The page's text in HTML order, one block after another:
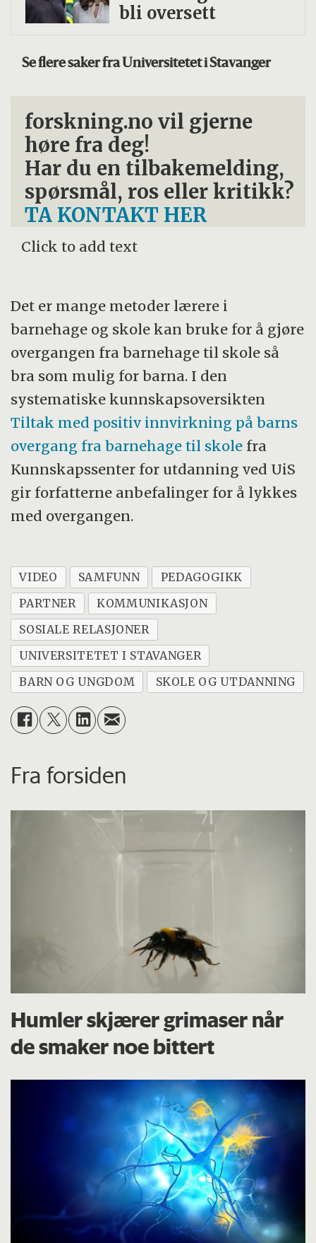
er kjent med fra barnehagen som kan
bli oversett
Se flere saker fra Universitetet i Stavanger
forskning.no vil gjerne
høre fra deg!
Har du en tilbakemelding,
spørsmål, ros eller kritikk?
TA KONTAKT HER
Click to add text
Det er mange metoder lærere i
barnehage og skole kan bruke for å gjøre
overgangen fra barnehage til skole så
bra som mulig for barna. I den
systematiske kunnskapsoversikten
Tiltak med positiv innvirkning på barns
overgang fra barnehage til skole fra
Kunnskapssenter for utdanning ved UiS
gir forfatterne anbefalinger for å lykkes
med overgangen.
VIDEO SAMFUNN
PEDAGOGIKK
PARTNER
KOMMUNIKASJON
SOSIALE RELASJONER
UNIVERSITETET I STAVANGER
BARN OG UNGDOM
SKOLE OG UTDANNING
Fra forsiden
Humler skjærer grimaser når
de smaker noe bittert